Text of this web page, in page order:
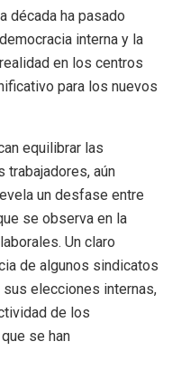
década ha pasado
interna y la
en los centros
para los nuevos
equilibrar las
trabajadores, aún
un desfase entre
se observa en la
Un claro
de algunos sindicatos
elecciones internas,
de los
se han